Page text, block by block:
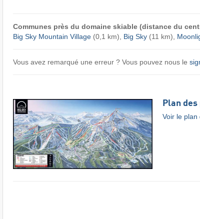
Communes près du domaine skiable (distance du
Big Sky Mountain Village(0,1 km), Big Sky(11 km),
Vous avez remarqué une erreur ? Vous pouvez nous le
Plan
Voir le plan